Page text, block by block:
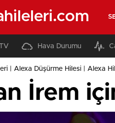
Hava Durumu
| Alexa Düşürme Hilesi | Alexa
İrem